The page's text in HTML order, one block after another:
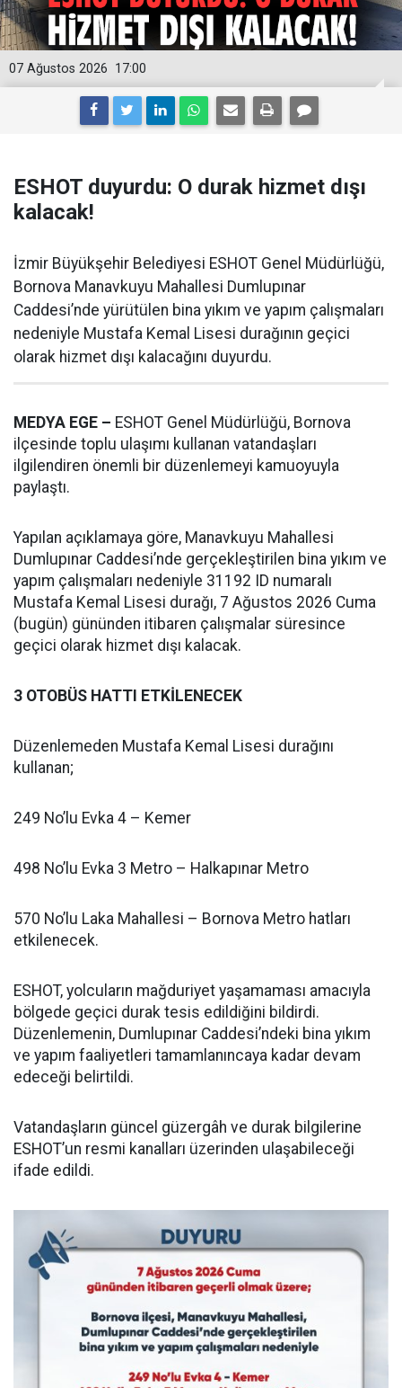
17:00
07 Ağustos 2026
ESHOT duyurdu: O durak hizmet dışı
kalacak!
İzmir Büyükşehir Belediyesi ESHOT Genel Müdürlüğü,
Bornova Manavkuyu Mahallesi Dumlupınar
Caddesi’nde yürütülen bina yıkım ve yapım çalışmaları
nedeniyle Mustafa Kemal Lisesi durağının geçici
olarak hizmet dışı kalacağını duyurdu.
MEDYA EGE – ESHOT Genel Müdürlüğü, Bornova
ilçesinde toplu ulaşımı kullanan vatandaşları
ilgilendiren önemli bir düzenlemeyi kamuoyuyla
paylaştı.
Yapılan açıklamaya göre, Manavkuyu Mahallesi
Dumlupınar Caddesi’nde gerçekleştirilen bina yıkım ve
yapım çalışmaları nedeniyle 31192 ID numaralı
Mustafa Kemal Lisesi durağı, 7 Ağustos 2026 Cuma
(bugün) gününden itibaren çalışmalar süresince
geçici olarak hizmet dışı kalacak.
3 OTOBÜS HATTI ETKİLENECEK
Düzenlemeden Mustafa Kemal Lisesi durağını
kullanan;
249 No’lu Evka 4 – Kemer
498 No’lu Evka 3 Metro – Halkapınar Metro
570 No’lu Laka Mahallesi – Bornova Metro hatları
etkilenecek.
ESHOT, yolcuların mağduriyet yaşamaması amacıyla
bölgede geçici durak tesis edildiğini bildirdi.
Düzenlemenin, Dumlupınar Caddesi’ndeki bina yıkım
ve yapım faaliyetleri tamamlanıncaya kadar devam
edeceği belirtildi.
Vatandaşların güncel güzergâh ve durak bilgilerine
ESHOT’un resmi kanalları üzerinden ulaşabileceği
ifade edildi.